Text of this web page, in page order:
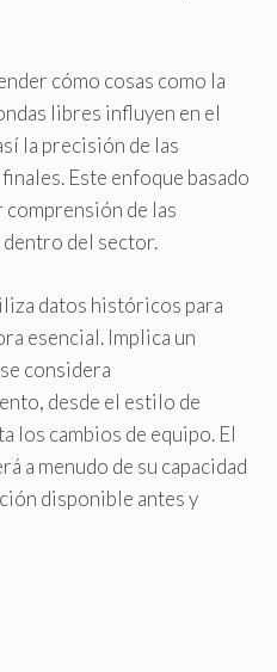
cómo cosas como la
libres influyen en el
la precisión de las
Este enfoque basado
de las
dentro del sector.
datos históricos para
esencial. Implica un
considera
desde el estilo de
los cambios de equipo. El
a menudo de su capacidad
disponible antes y